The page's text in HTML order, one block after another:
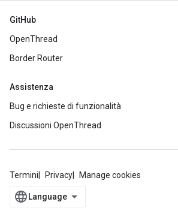
GitHub
OpenThread
Border Router
Assistenza
Bug e richieste di funzionalità
Discussioni OpenThread
Termini Privacy Manage cookies